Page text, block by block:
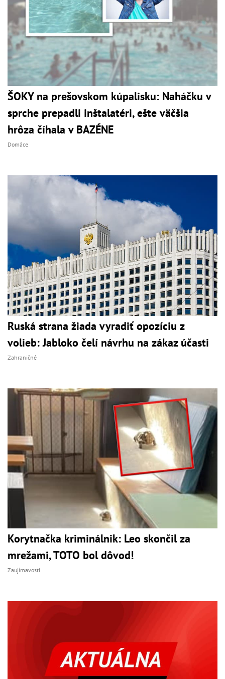
ŠOKY na prešovskom kúpalisku: Naháčku v
sprche prepadli inštalatéri, ešte väčšia
hrôza číhala v BAZÉNE
Domáce
Ruská strana žiada vyradiť opozíciu z
volieb: Jabloko čelí návrhu na zákaz účasti
Zahraničné
Korytnačka kriminálnik: Leo skončil za
mrežami, TOTO bol dôvod!
Zaujímavosti